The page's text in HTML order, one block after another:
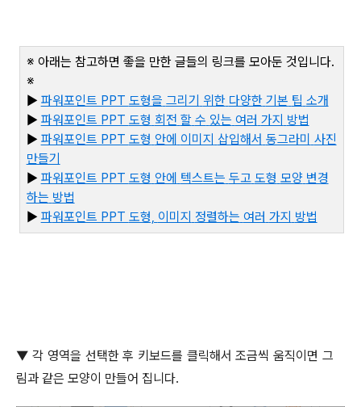
※ 아래는 참고하면 좋을 만한 글들의 링크를 모아둔 것입니다.
※
▶ 파워포인트 PPT 도형을 그리기 위한 다양한 기본 팁 소개
▶ 파워포인트 PPT 도형 회전 할 수 있는 여러 가지 방법
▶ 파워포인트 PPT 도형 안에 이미지 삽입해서 동그라미 사진
만들기
▶ 파워포인트 PPT 도형 안에 텍스트는 두고 도형 모양 변경
하는 방법
▶ 파워포인트 PPT 도형, 이미지 정렬하는 여러 가지 방법
▼ 각 영역을 선택한 후 키보드를 클릭해서 조금씩 움직이면 그
림과 같은 모양이 만들어 집니다.